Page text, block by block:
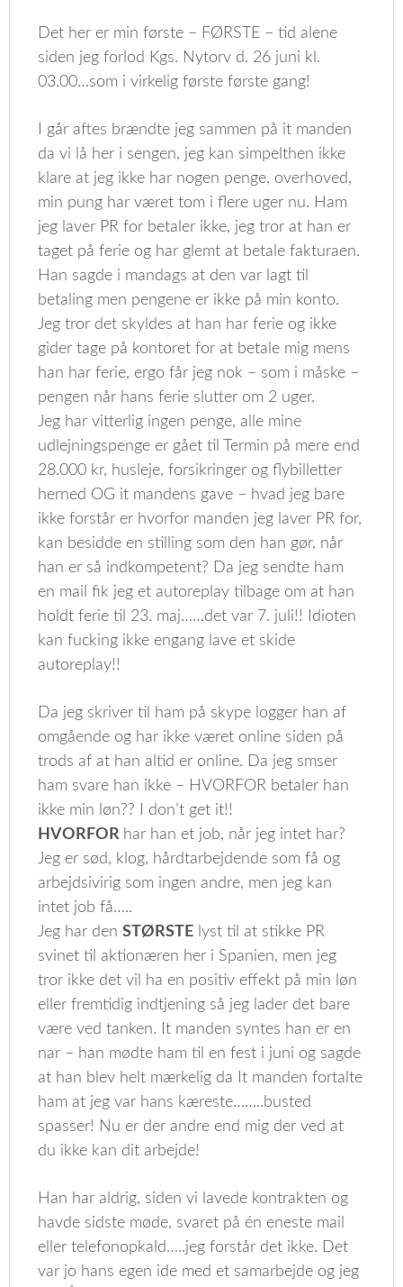
Det her er min første – FØRSTE – tid alene
siden jeg forlod Kgs. Nytorv d. 26 juni kl.
03.00…som i virkelig første første gang!
I går aftes brændte jeg sammen på it manden
da vi lå her i sengen, jeg kan simpelthen ikke
klare at jeg ikke har nogen penge, overhoved,
min pung har været tom i flere uger nu. Ham
jeg laver PR for betaler ikke, jeg tror at han er
taget på ferie og har glemt at betale fakturaen.
Han sagde i mandags at den var lagt til
betaling men pengene er ikke på min konto.
Jeg tror det skyldes at han har ferie og ikke
gider tage på kontoret for at betale mig mens
han har ferie, ergo får jeg nok – som i måske –
pengen når hans ferie slutter om 2 uger.
Jeg har vitterlig ingen penge, alle mine
udlejningspenge er gået til Termin på mere end
28.000 kr, husleje, forsikringer og flybilletter
herned OG it mandens gave – hvad jeg bare
ikke forstår er hvorfor manden jeg laver PR for,
kan besidde en stilling som den han gør, når
han er så indkompetent? Da jeg sendte ham
en mail fik jeg et autoreplay tilbage om at han
holdt ferie til 23. maj……det var 7. juli!! Idioten
kan fucking ikke engang lave et skide
autoreplay!!
Da jeg skriver til ham på skype logger han af
omgående og har ikke været online siden på
trods af at han altid er online. Da jeg smser
ham svare han ikke – HVORFOR betaler han
ikke min løn?? I don’t get it!!
HVORFOR har han et job, når jeg intet har?
Jeg er sød, klog, hårdtarbejdende som få og
arbejdsivirig som ingen andre, men jeg kan
intet job få…..
Jeg har denSTØRSTE lyst til at stikke PR
svinet til aktionæren her i Spanien, men jeg
tror ikke det vil ha en positiv effekt på min løn
eller fremtidig indtjening så jeg lader det bare
være ved tanken. It manden syntes han er en
nar – han mødte ham til en fest i juni og sagde
at han blev helt mærkelig da It manden fortalte
ham at jeg var hans kæreste……..busted
spasser! Nu er der andre end mig der ved at
du ikke kan dit arbejde!
Han har aldrig, siden vi lavede kontrakten og
havde sidste møde, svaret på én eneste mail
eller telefonopkald…..jeg forstår det ikke. Det
var jo hans egen ide med et samarbejde og jeg